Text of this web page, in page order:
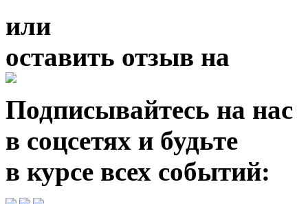
или
оставить отзыв на
Подписывайтесь на нас
в соцсетях и будьте
в курсе всех событий: